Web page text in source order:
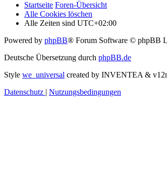
Startseite Foren-Übersicht
Alle Cookies löschen
Alle Zeiten sind UTC+02:00
Powered by phpBB® Forum Software © phpBB
Deutsche Übersetzung durch phpBB.de
Style we_universal created by INVENTEA &
Datenschutz | Nutzungsbedingungen